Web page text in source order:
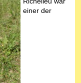
einer der